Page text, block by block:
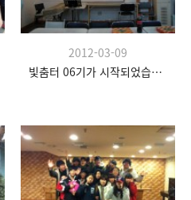
2012-03-09
빛춤터 06기가 시작되었습니다.